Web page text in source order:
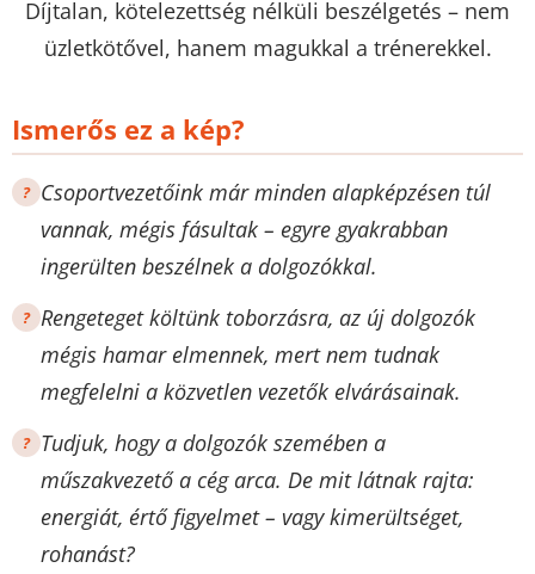
Díjtalan, kötelezettség nélküli beszélgetés – nem
üzletkötővel, hanem magukkal a trénerekkel.
Ismerős ez a kép?
Csoportvezetőink már minden alapképzésen túl
vannak, mégis fásultak – egyre gyakrabban
ingerülten beszélnek a dolgozókkal.
Rengeteget költünk toborzásra, az új dolgozók
mégis hamar elmennek, mert nem tudnak
megfelelni a közvetlen vezetők elvárásainak.
Tudjuk, hogy a dolgozók szemében a
műszakvezető a cég arca. De mit látnak rajta:
energiát, értő figyelmet – vagy kimerültséget,
rohanást?